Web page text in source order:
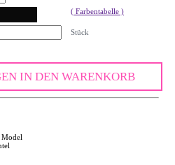
( Farbentabelle )
Stück
IN DEN WARENKORB
Model